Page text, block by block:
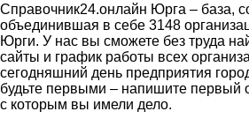
Справочник24.онлайн Юрга – база,
объединившая в себе 3148
Юрги. У нас вы сможете без труда
сайты и график работы всех
сегодняшний день предприятия
будьте первыми – напишите первый
с которым вы имели дело.